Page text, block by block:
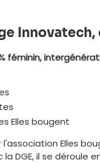
Innovatech,
féminin,
Elles bougent
l'association Elles
DGE, il se déroule